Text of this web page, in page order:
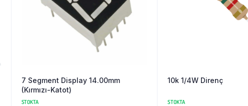
7 Segment Display 14.00mm
(Kırmızı-Katot)
STOKTA
10k 1/4W Direnç
STOKTA